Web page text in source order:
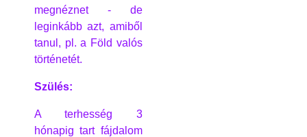
megnéznet - de
leginkább azt, amiből
tanul, pl. a Föld valós
történetét.
Szülés:
A terhesség 3
hónapig tart fájdalom